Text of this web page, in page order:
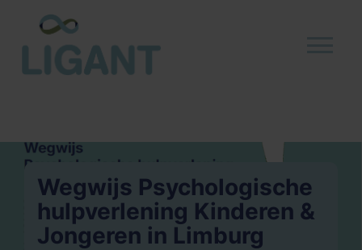
Wegwijs Psychologische
hulpverlening Kinderen &
Jongeren in Limburg